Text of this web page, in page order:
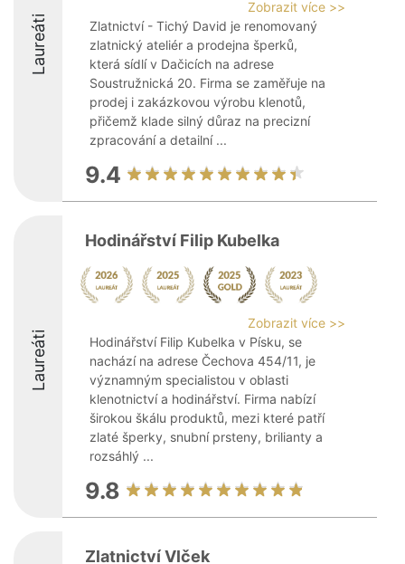
Laureáti
Zobrazit více >>
Zlatnictví - Tichý David je renomovaný
zlatnický ateliér a prodejna šperků,
která sídlí v Dačicích na adrese
Soustružnická 20. Firma se zaměřuje na
prodej i zakázkovou výrobu klenotů,
přičemž klade silný důraz na precizní
zpracování a detailní ...
9.4
Laureáti
Hodinářství Filip Kubelka
Zobrazit více >>
Hodinářství Filip Kubelka v Písku, se
nachází na adrese Čechova 454/11, je
významným specialistou v oblasti
klenotnictví a hodinářství. Firma nabízí
širokou škálu produktů, mezi které patří
zlaté šperky, snubní prsteny, brilianty a
rozsáhlý ...
9.8
Zlatnictví Vlček